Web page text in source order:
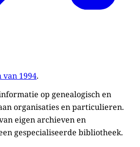
van 1994.
op genealogisch en
organisaties en particulieren.
eigen archieven en
gespecialiseerde bibliotheek.